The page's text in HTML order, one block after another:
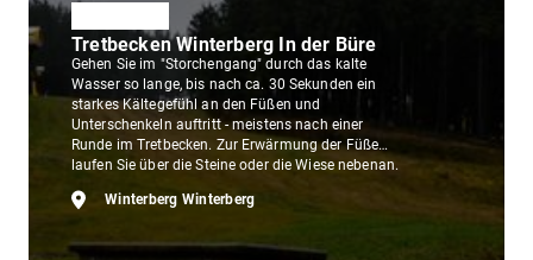
Tretbecken Winterberg In der Büre
Gehen Sie im "Storchengang" durch das kalte
Wasser so lange, bis nach ca. 30 Sekunden ein
starkes Kältegefühl an den Füßen und
Unterschenkeln auftritt - meistens nach einer
Runde im Tretbecken. Zur Erwärmung der Füße
laufen Sie über die Steine oder die Wiese nebenan.
werden.Nach dem Wassertreten nur abstreifen,
bis eine Wiedererwärmung eintritt. Wassertreten
Winterberg Winterberg